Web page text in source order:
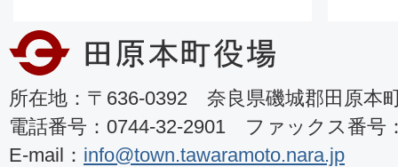
所在地：〒636-0392 奈良県磯城郡田原本
電話番号：0744-32-2901 ファックス番号
E-mail： info@town.tawaramoto.nara.jp